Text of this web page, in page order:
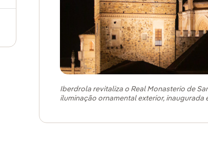
Iberdrola revitaliza o Real Monasterio de
iluminação ornamental exterior, inaugurada